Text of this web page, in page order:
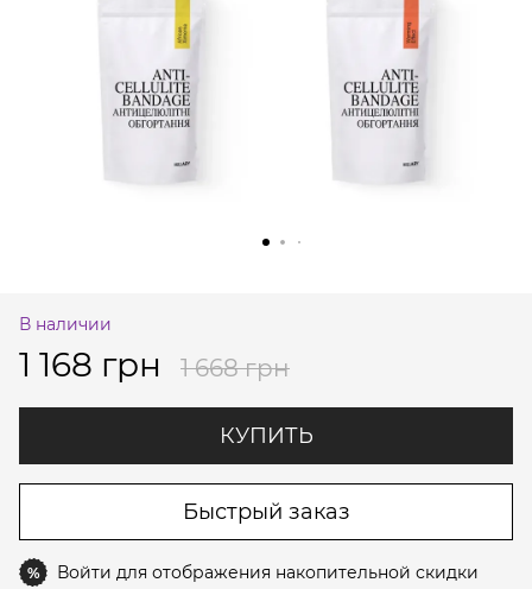
В наличии
1 168 грн 1 668 грн
КУПИТЬ
Быстрый заказ
% Войти для отображения накопительной скидки